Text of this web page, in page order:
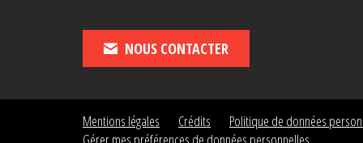
NOUS CONTACTER
Mentions légales Crédits
Politique de données
Gérer mes préférences de données personnelles